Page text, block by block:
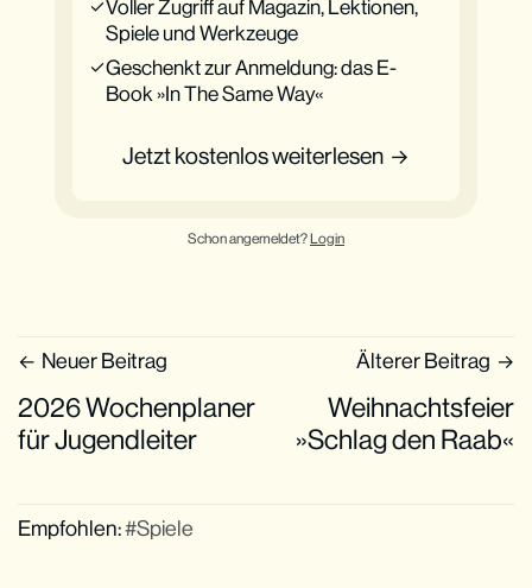
Voller Zugriff auf Magazin, Lektionen,
Spiele und Werkzeuge
Geschenkt zur Anmeldung: das E-
Book »In The Same Way«
Jetzt kostenlos weiterlesen
Schon angemeldet? Login
Neuer Beitrag Älterer Beitrag
2026 Wochenplaner
für Jugendleiter
Weihnachtsfeier
»Schlag den Raab«
Empfohlen: Spiele